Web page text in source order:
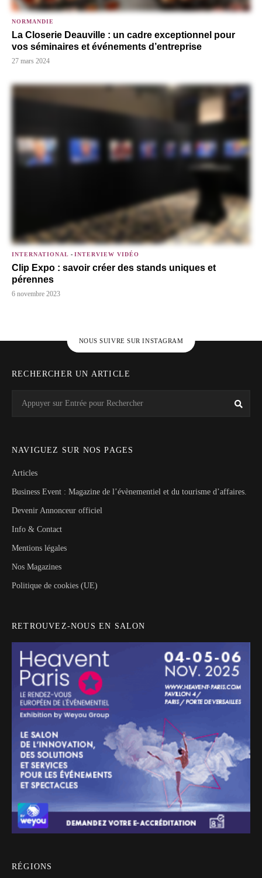
NORMANDIE
La Closerie Deauville : un cadre exceptionnel pour
vos séminaires et événements d’entreprise
27 mars 2024
INTERNATIONAL - INTERVIEW VIDÉO
Clip Expo : savoir créer des stands uniques et
pérennes
6 novembre 2023
NOUS SUIVRE SUR INSTAGRAM
RECHERCHER UN ARTICLE
for:
NAVIGUEZ SUR NOS PAGES
Articles
Business Event : Magazine de l’évènementiel et du tourisme d’affaires.
Devenir Annonceur officiel
Info & Contact
Mentions légales
Nos Magazines
Politique de cookies (UE)
RETROUVEZ-NOUS EN SALON
RÉGIONS